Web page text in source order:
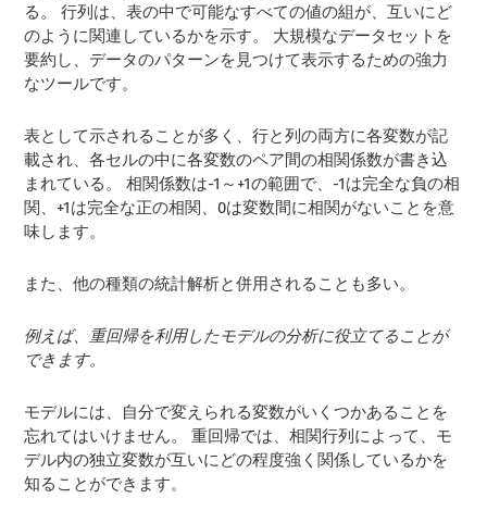
る。 行列は、表の中で可能なすべての値の組が、互いにど
のように関連しているかを示す。 大規模なデータセットを
要約し、データのパターンを見つけて表示するための強力
なツールです。
表として示されることが多く、行と列の両方に各変数が記
載され、各セルの中に各変数のペア間の相関係数が書き込
まれている。 相関係数は-1～+1の範囲で、-1は完全な負の相
関、+1は完全な正の相関、0は変数間に相関がないことを意
味します。
また、他の種類の統計解析と併用されることも多い。
例えば、重回帰を利用したモデルの分析に役立てることが
できます。
モデルには、自分で変えられる変数がいくつかあることを
忘れてはいけません。 重回帰では、相関行列によって、モ
デル内の独立変数が互いにどの程度強く関係しているかを
知ることができます。